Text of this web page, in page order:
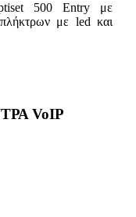
500 Entry με
πλήκτρων με led και
VoIP